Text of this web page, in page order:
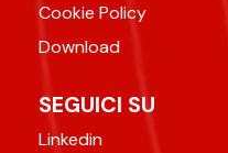
Cookie Policy
Download
SEGUICI SU
Linkedin